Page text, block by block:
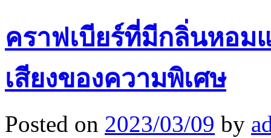
คราฟเบียร์ที่มีกลิ่นหอม
เสียงของความพิเศษ
Posted on 2023/03/09 by